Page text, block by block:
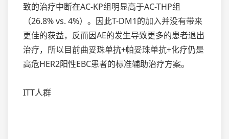
致的治疗中断在AC-KP组明显高于AC-THP组
（26.8% vs. 4%）。因此T-DM1的加入并没有带来
更佳的获益，反而因AE的发生导致更多的患者退出
治疗，所以目前曲妥珠单抗+帕妥珠单抗+化疗仍是
高危HER2阳性EBC患者的标准辅助治疗方案。
ITT人群